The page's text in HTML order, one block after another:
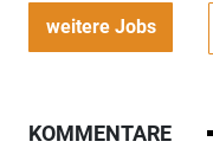
weitere Jobs
KOMMENTARE